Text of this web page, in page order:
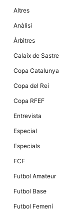
Altres
Anàlisi
Àrbitres
Calaix de Sastre
Copa Catalunya
Copa del Rei
Copa RFEF
Entrevista
Especial
Especials
FCF
Futbol Amateur
Futbol Base
Futbol Femení